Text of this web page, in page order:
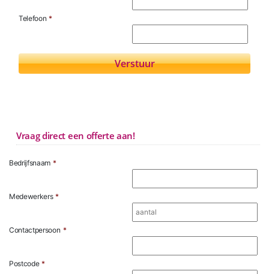
Telefoon *
Vraag direct een offerte aan!
Bedrijfsnaam *
Medewerkers *
Contactpersoon *
Postcode *